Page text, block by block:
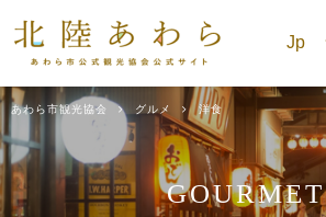
あわら市観光協会 グルメ 洋食
GOURMET